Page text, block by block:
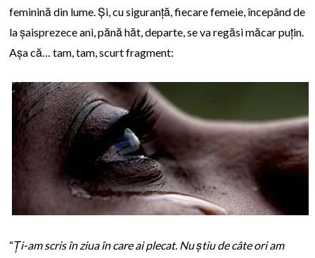
feminină din lume. Și, cu siguranță, fiecare femeie, începând de
la șaisprezece ani, pănă hăt, departe, se va regăsi măcar puțin.
Așa că… tam, tam, scurt fragment:
“Ți-am scris în ziua în care ai plecat. Nu știu de câte ori am